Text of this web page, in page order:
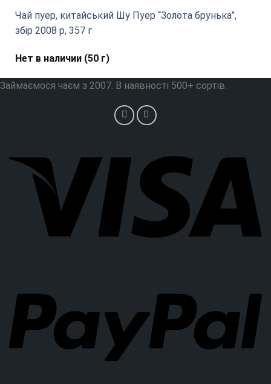
Чай пуер, китайський Шу Пуер “Золота брунька”,
збір 2008 р, 357 г
Нет в наличии (50 г)
Займаємося чаєм з 2007. В наявності 500+ сортів.